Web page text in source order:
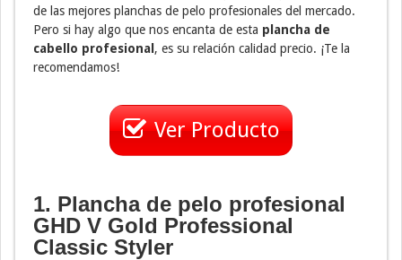
de las mejores planchas de pelo profesionales del mercado.
Pero si hay algo que nos encanta de esta plancha de
cabello profesional, es su relación calidad precio. ¡Te la
recomendamos!
Ver Producto
1. Plancha de pelo profesional
GHD V Gold Professional
Classic Styler